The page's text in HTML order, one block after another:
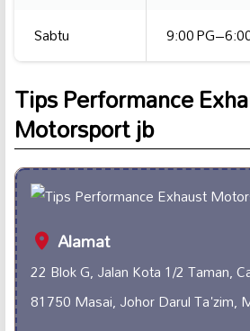
Sabtu
9:00
Tips Performance
Motorsport jb
Alamat
22 Blok G, Jalan Kota 1/2 Taman,
81750 Masai, Johor Darul Ta'zim,